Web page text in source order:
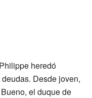
heredó
Desde joven,
el duque de